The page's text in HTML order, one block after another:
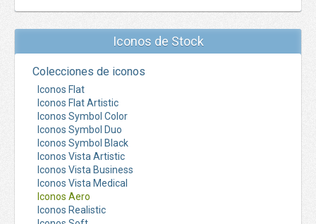
Iconos de Stock
Colecciones de iconos
Iconos Flat
Iconos Flat Artistic
Iconos Symbol Color
Iconos Symbol Duo
Iconos Symbol Black
Iconos Vista Artistic
Iconos Vista Business
Iconos Vista Medical
Iconos Aero
Iconos Realistic